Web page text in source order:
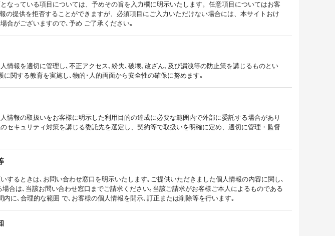
なっている項目については、予めその旨を入力欄に明示いたします。任意項目についてはお客
の提供を拒否することができますが、必須項目にご入力いただけない場合には、本サイトおけ
合がございますので､予め ご了承ください｡
情報を適切に管理し､不正アクセス､紛失､破壊､改ざん､及び漏洩等の防止策を講じるものとい
に関する教育を実施し､物的･人的両面から安全性の確保に努めます｡
情報の取扱いをお客様に明示した利用目的の達成に必要な範囲内で外部に委託する場合があり
セキュリティ対策を講じる委託先を選定し、契約等で取扱いを明確に定め、適切に管理・監督
するときは､お問い合わせ窓口を明示いたします｡ご提供いただきました個人情報の内容に関し､
合は､当該お問い合わせ窓口までご請求ください｡当該ご請求がお客様ご本人によるものである
内に､合理的な範囲 で､お客様の個人情報を開示､訂正または削除等を行います｡